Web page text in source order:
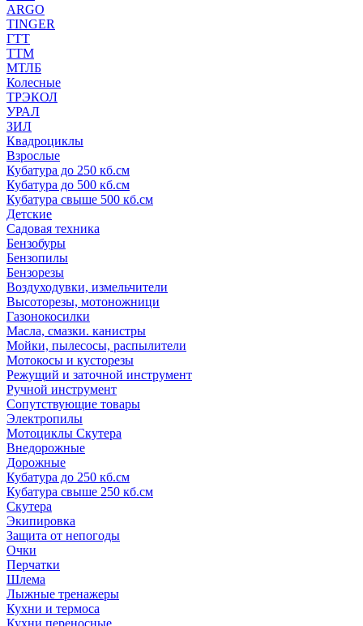
ARGO
TINGER
ГТТ
ТТМ
МТЛБ
Колесные
ТРЭКОЛ
УРАЛ
ЗИЛ
Квадроциклы
Взрослые
Кубатура до 250 кб.см
Кубатура до 500 кб.см
Кубатура свыше 500 кб.см
Детские
Садовая техника
Бензобуры
Бензопилы
Бензорезы
Воздуходувки, измельчители
Высоторезы, мотоножници
Газонокосилки
Масла, смазки. канистры
Мойки, пылесосы, распылители
Мотокосы и кусторезы
Режущий и заточной инструмент
Ручной инструмент
Сопутствующие товары
Электропилы
Мотоциклы Скутера
Внедорожные
Дорожные
Кубатура до 250 кб.см
Кубатура свыше 250 кб.см
Скутера
Экипировка
Защита от непогоды
Очки
Перчатки
Шлема
Лыжные тренажеры
Кухни и термоса
Кухни переносные